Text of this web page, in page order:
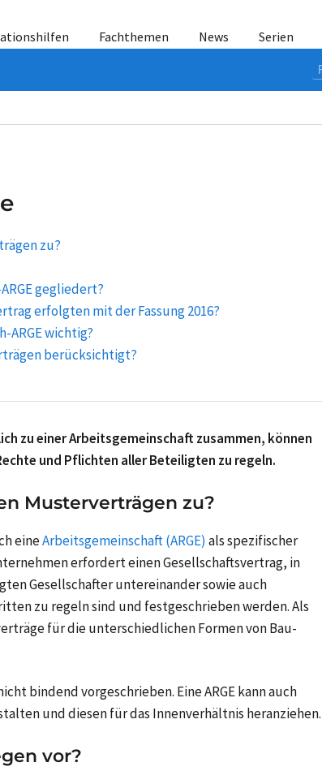
Fachthemen News Serien
zu?
gegliedert?
erfolgten mit der Fassung 2016?
ARGE wichtig?
berücksichtigt?
zu einer Arbeitsgemeinschaft zusammen, können
und Pflichten aller Beteiligten zu regeln.
Musterverträgen zu?
eineArbeitsgemeinschaft (ARGE) als spezifischer
erfordert einen Gesellschaftsvertrag, in
Gesellschafter untereinander sowie auch
zu regeln sind und festgeschrieben werden. Als
für die unterschiedlichen Formen von Bau-
bindend vorgeschrieben. Eine ARGE kann auch
und diesen für das Innenverhältnis heranziehen.
vor?